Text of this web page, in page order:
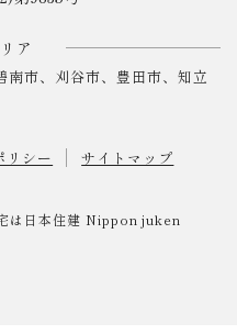
ア
市、刈谷市、豊田市、知立
リシー サイトマップ
は日本住建 Nippon juken